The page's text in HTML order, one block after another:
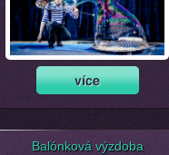
Balónková výzdoba